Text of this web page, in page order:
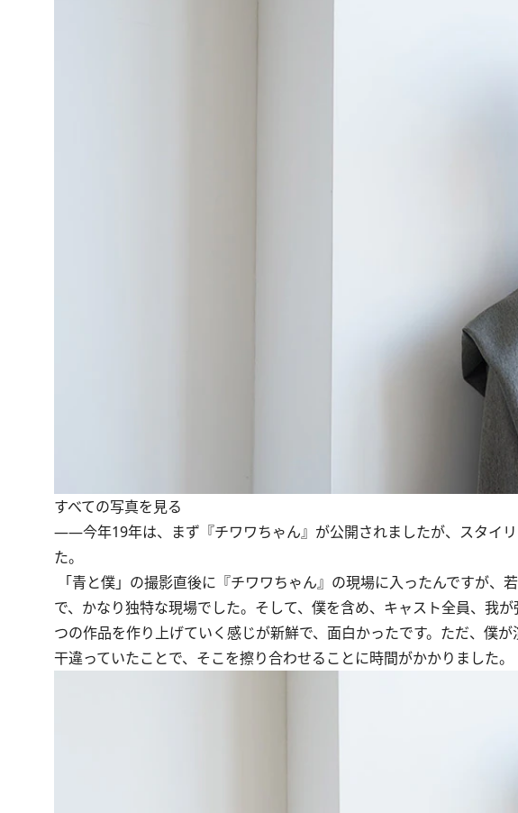
すべての写真を見る
――今年19年は、まず『チワワちゃん』が公開されましたが、スタイ
た。
「青と僕」の撮影直後に『チワワちゃん』の現場に入ったんですが
で、かなり独特な現場でした。そして、僕を含め、キャスト全員、我
つの作品を作り上げていく感じが新鮮で、面白かったです。ただ、僕
干違っていたことで、そこを擦り合わせることに時間がかかりました。